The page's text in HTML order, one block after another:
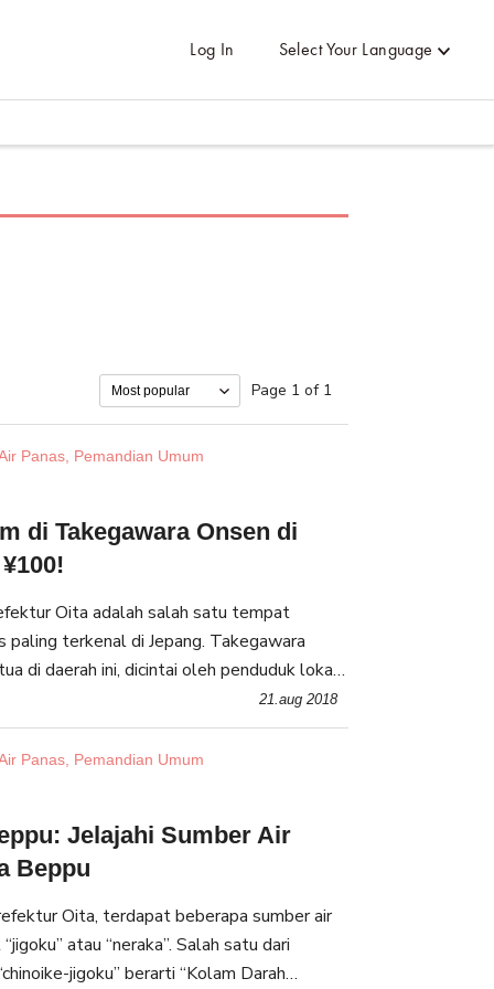
Log In Select Your Language
Page 1 of 1
Panas, Pemandian Umum
di Takegawara Onsen di
Oita adalah salah satu tempat
paling terkenal di Jepang. Takegawara
di daerah ini, dicintai oleh penduduk lokal
gaya pemandian tradisional dan harganya
21.aug 2018
Panas, Pemandian Umum
Jelajahi Sumber Air
Beppu
Oita, terdapat beberapa sumber air
atau “neraka”. Salah satu dari
jigoku” berarti “Kolam Darah